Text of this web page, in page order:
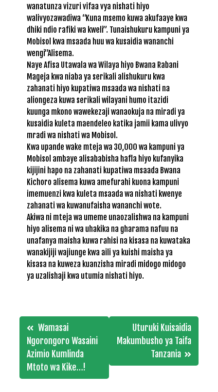
wanatunza vizuri vifaa vya nishati hiyo
walivyozawadiwa “Kuna msemo kuwa akufaaye kwa
dhiki ndio rafiki wa kweli”. Tunaishukuru kampuni ya
Mobisol kwa msaada huu wa kusaidia wananchi
wengi”Alisema.
Naye Afisa Utawala wa Wilaya hiyo Bwana Rabani
Mageja kwa niaba ya serikali alishukuru kwa
zahanati hiyo kupatiwa msaada wa nishati na
aliongeza kuwa serikali wilayani humo itazidi
kuunga mkono wawekezaji wanaokuja na miradi ya
kusaidia kuleta maendeleo katika jamii kama ulivyo
mradi wa nishati wa Mobisol.
Kwa upande wake mteja wa 30,000 wa kampuni ya
Mobisol ambaye alisababisha hafla hiyo kufanyika
kijijini hapo na zahanati kupatiwa msaada Bwana
Kichoro alisema kuwa amefurahi kuona kampuni
imemuenzi kwa kuleta msaada wa nishati kwenye
zahanati wa kuwanufaisha wananchi wote.
Akiwa ni mteja wa umeme unaozalishwa na kampuni
hiyo alisema ni wa uhakika na gharama nafuu na
unafanya maisha kuwa rahisi na kisasa na kuwataka
wanakijiji wajiunge kwa aili ya kuishi maisha ya
kisasa na kuweza kuanzisha miradi midogo midogo
ya uzalishaji kwa utumia nishati hiyo.
Post
navigation
Wamasai
Ngorongoro Wasaini
Azimio Kumlinda
Mtoto wa Kike…!
Uturuki Kuisaidia
Makumbusho ya Taifa
Tanzania